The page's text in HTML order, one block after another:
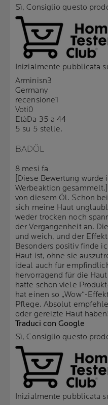
Sì, Consiglio questo
Inizialmente pubblicata
Arminisn3
Germany
recensione1
Voti0
EtàDa 35 a 44
5 su 5 stelle.
BADÖL
8 mesi fa
[Diese Bewertung
Werbeaktion
von diesem Öl. Schon
sich meine Haut
weder trocken noch
der Vergangenheit an.
und weich, und der
Besonders positiv finde
Haut ist, ohne sie
ideal auch für
hervorragend für die
hatte schon viele
hat einen so „Wow“-
Pflege. Absolut
oder gereizte Haut haben!
Traduci con Google
Sì, Consiglio questo
Inizialmente pubblicata